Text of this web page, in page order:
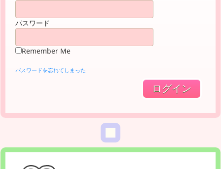
パスワード
Remember Me
パスワードを忘れてしまった